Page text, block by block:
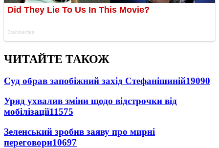
ЧИТАЙТЕ ТАКОЖ
Суд обрав запобіжний захід Стефанішиній19090
Уряд ухвалив зміни щодо відстрочки від
мобілізації11575
Зеленський зробив заяву про мирні
переговори10697